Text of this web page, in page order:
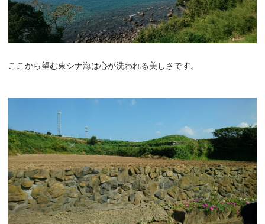
ここから望む東シナ海は心が洗われる美しさです。